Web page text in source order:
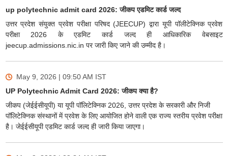
up polytechnic admit card 2026: जीकप एडमिट कार्ड जल्द
उत्तर प्रदेश संयुक्त प्रवेश परीक्षा परिषद (JEECUP) द्वारा यूपी पॉलीटेक्निक प्रवेश
परीक्षा 2026 के एडमिट कार्ड जल्द ही आधिकारिक वेबसाइट
jeecup.admissions.nic.in पर जारी किए जाने की उम्मीद है।
May 9, 2026 | 09:50 AM IST
UP Polytechnic Admit Card 2026: जीकप क्या है?
जीकप (जेईईसीयूपी) या यूपी पॉलिटेक्निक 2026, उत्तर प्रदेश के सरकारी और निजी
पॉलिटेक्निक संस्थानों में प्रवेश के लिए आयोजित होने वाली एक राज्य स्तरीय प्रवेश परीक्षा
है। जेईईसीयूपी एडमिट कार्ड जल्द ही जारी किया जाएगा।